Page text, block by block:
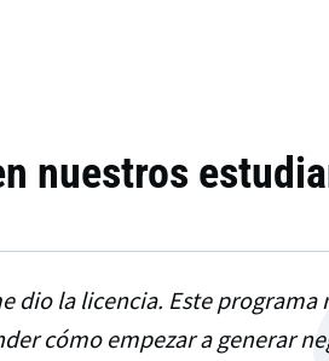
nuestros
dio la licencia. Este programa
cómo empezar a generar